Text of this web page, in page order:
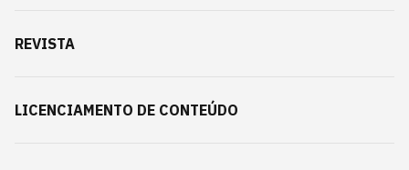
REVISTA
LICENCIAMENTO DE CONTEÚDO